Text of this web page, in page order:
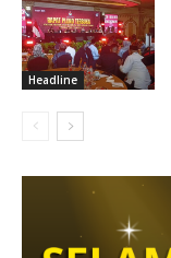
Headline